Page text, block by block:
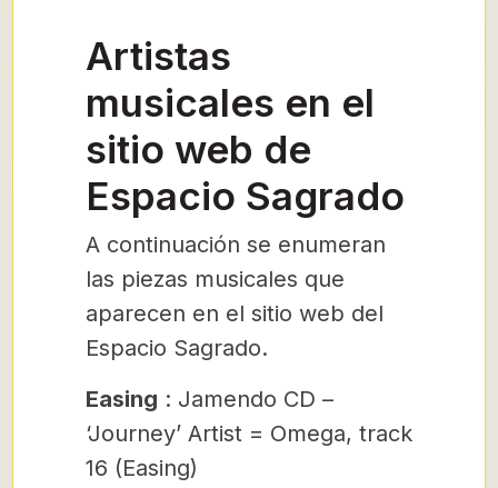
Artistas
musicales en el
sitio web de
Espacio Sagrado
A continuación se enumeran
las piezas musicales que
aparecen en el sitio web del
Espacio Sagrado.
Easing : Jamendo CD –
‘Journey’ Artist = Omega, track
16 (Easing)